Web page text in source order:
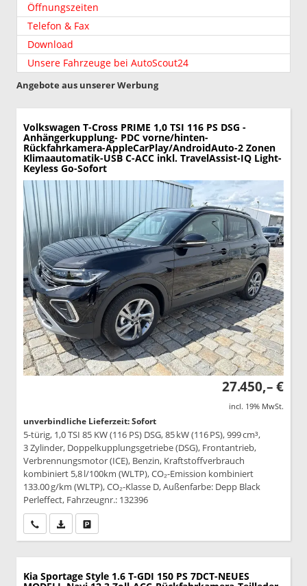
Öffnungszeiten
Telefon & Fax
Download
Unsere Fahrzeuge bei AutoScout24
Angebote aus unserer Werbung
Volkswagen T-Cross PRIME 1,0 TSI 116 PS DSG -
Anhängerkupplung- PDC vorne/hinten-
Rückfahrkamera-AppleCarPlay/AndroidAuto-2 Zonen
Klimaautomatik-USB C-ACC inkl. TravelAssist-IQ Light-
Keyless Go-Sofort
27.450,– €
incl. 19% MwSt.
unverbindliche Lieferzeit: Sofort
5-türig, 1,0 TSI 85 KW (116 PS) DSG, 85 kW (116 PS), 999 cm³,
3 Zylinder, Doppelkupplungsgetriebe (DSG), Frontantrieb,
Verbrennungsmotor (ICE), Benzin, Kraftstoffverbrauch
kombiniert 5,8 l/100km (WLTP), CO₂-Emission kombiniert
133.00 g/km (WLTP), CO₂-Klasse D, Außenfarbe: Depp Black
Perleffect, Fahrzeugnr.: 132396
Wir rufen Sie anPDF-Datei, Fahrzeugexposé drucken
Kia Sportage Style 1.6 T-GDI 150 PS 7DCT-NEUES